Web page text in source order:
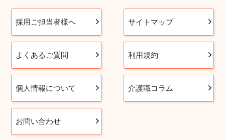
採用ご担当者様へ サイトマップ
よくあるご質問 利用規約
個人情報について 介護職コラム
お問い合わせ